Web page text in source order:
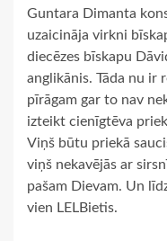
Guntara Dimanta
uzaicināja virkni
diecēzes bīskapu
anglikānis. Tāda nu ir
pīrāgam gar to nav
izteikt cienīgtēva
Viņš būtu priekā
viņš nekavējās ar
pašam Dievam. Un
vien LELBietis.